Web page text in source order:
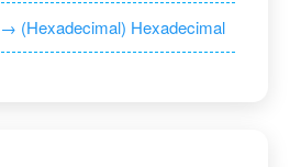
(Hexadecimal) Hexadecimal